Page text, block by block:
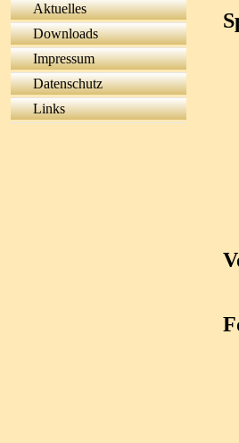
Aktuelles
Downloads
Impressum
Datenschutz
Links